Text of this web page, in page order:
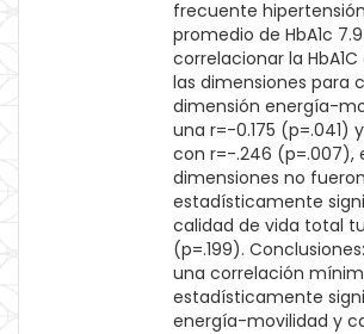
frecuente
promedio de HbA1c
correlacionar la
las dimensiones para
dimensión energía-
una r=-0.175 (p=.041)
con r=-.246 (p=.007),
dimensiones no fueron
estadísticamente
calidad de vida total
(p=.199).
una correlación
estadísticamente
energía-movilidad y